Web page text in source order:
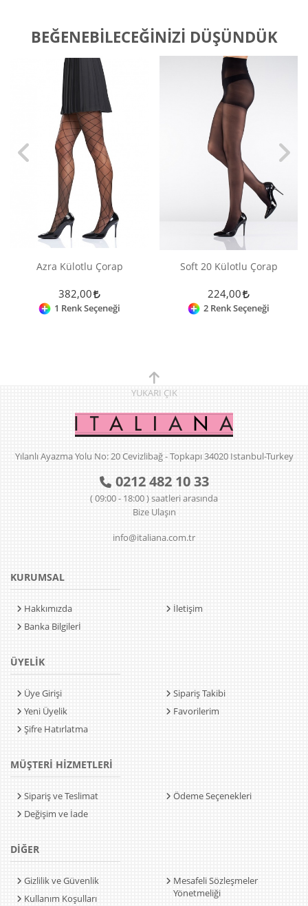
BEĞENEBILECEĞINIZI DÜŞÜNDÜK
Azra Külotlu Çorap
382,00
1 Renk Seçeneği
Soft 20 Külotlu Çorap
224,00
2 Renk Seçeneği
YUKARI ÇIK
Yılanlı Ayazma Yolu No: 20 Cevizlibağ - Topkapı 34020 Istanbul-Turkey
0212 482 10 33
( 09:00 - 18:00 ) saatleri arasında
Bize Ulaşın
info@italiana.com.tr
KURUMSAL
Hakkımızda
Banka Bilgilerİ
İletişim
ÜYELİK
Üye Girişi
Yeni Üyelik
Şifre Hatırlatma
Sipariş Takibi
Favorilerim
MÜŞTERİ HİZMETLERİ
Sipariş ve Teslimat
Değişim ve İade
Ödeme Seçenekleri
DİĞER
Gizlilik ve Güvenlik
Kullanım Koşulları
Mesafeli Sözleşmeler
Yönetmeliği